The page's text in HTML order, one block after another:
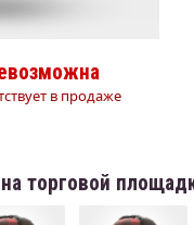
в продаже
торговой